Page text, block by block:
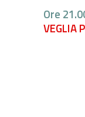
Ore
VEGLIA